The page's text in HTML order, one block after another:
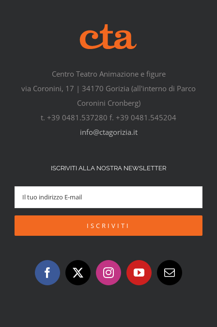
Centro Teatro Animazione e figure
via Coronini, 17 | 34170 Gorizia (all'interno di Parco
Coronini Cronberg)
t. +39 0481.537280 f. +39 0481.545204
info@ctagorizia.it
ISCRIVITI ALLA NOSTRA NEWSLETTER